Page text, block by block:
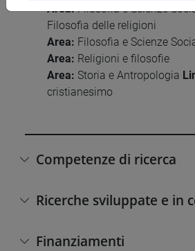
Area:Filosofia e Scienze
Filosofia delle religioni
Area: Filosofia e Scienze
Area: Religioni e filosofie
Area: Storia e Antropologia
cristianesimo
Competenze di ricerca
Ricerche sviluppate e in
Finanziamenti